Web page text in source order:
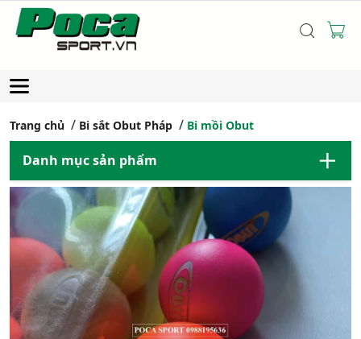
Trang chủ Bi sắt Obut Pháp Bi mồi Obut
Danh mục sản phẩm